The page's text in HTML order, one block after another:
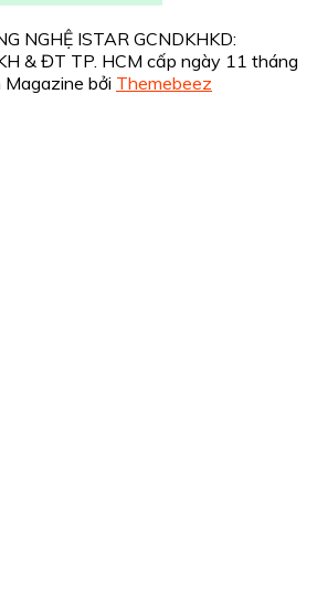
NGHỆ ISTAR GCNDKHKD:
& ĐT TP. HCM cấp ngày 11 tháng
Magazine bởi Themebeez